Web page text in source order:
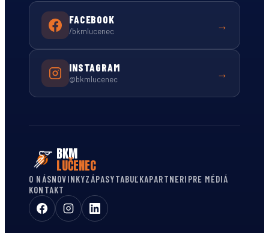
FACEBOOK
/bkmlucenec →
INSTAGRAM
@bkmlucenec →
BKM
LUČENEC
O NÁSNOVINKYZÁPASYTABUĽKAPARTNERI PRE MÉDIÁ
KONTAKT